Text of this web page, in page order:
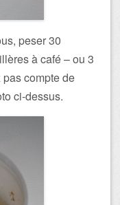
peser 30
à café – ou 3
compte de
ci-dessus.